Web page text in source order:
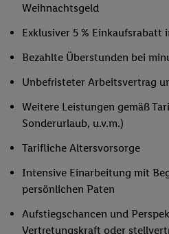
Weihnachtsgeld
Exklusiver 5 % Einkaufsrabatt
Bezahlte Überstunden bei
Unbefristeter Arbeitsvertrag
Weitere Leistungen gemäß
Sonderurlaub, u.v.m.)
Tarifliche Altersvorsorge
Intensive Einarbeitung mit
persönlichen Paten
Aufstiegschancen und
Vertretungskraft oder